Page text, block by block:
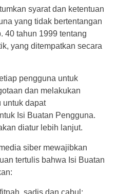
syarat dan ketentuan
yang tidak bertentangan
40 tahun 1999 tentang
yang ditempatkan secara
pengguna untuk
dan melakukan
untuk dapat
Isi Buatan Pengguna.
diatur lebih lanjut.
siber mewajibkan
tertulis bahwa Isi Buatan
sadis dan cabul;